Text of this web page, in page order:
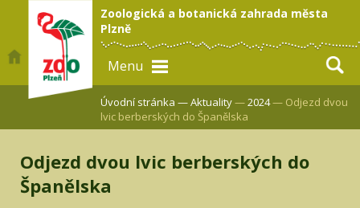
Zoologická a botanická zahrada města
Plzně
Menu
Úvodní stránka —Aktuality—2024— Odjezd dvou
lvic berberských do Španělska
Odjezd dvou lvic berberských do
Španělska